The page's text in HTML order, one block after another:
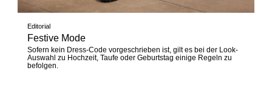
Editorial
Festive Mode
Sofern kein Dress-Code vorgeschrieben ist, gilt es bei der Look-
Auswahl zu Hochzeit, Taufe oder Geburtstag einige Regeln zu
befolgen.